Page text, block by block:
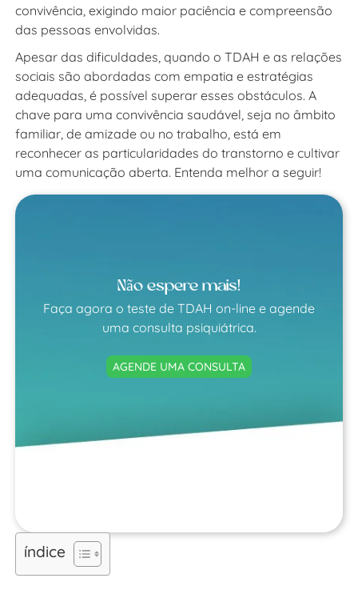
convivência, exigindo maior paciência e compreensão
das pessoas envolvidas.
Apesar das dificuldades, quando o TDAH e as relações
sociais são abordadas com empatia e estratégias
adequadas, é possível superar esses obstáculos. A
chave para uma convivência saudável, seja no âmbito
familiar, de amizade ou no trabalho, está em
reconhecer as particularidades do transtorno e cultivar
uma comunicação aberta. Entenda melhor a seguir!
Não espere mais!
Faça agora o teste de TDAH on-line e agende
uma consulta psiquiátrica.
AGENDE UMA CONSULTA
índice